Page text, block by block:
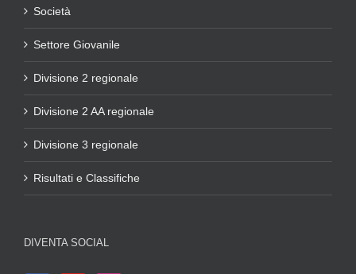
Società
Settore Giovanile
Divisione 2 regionale
Divisione 2 AA regionale
Divisione 3 regionale
Risultati e Classifiche
DIVENTA SOCIAL